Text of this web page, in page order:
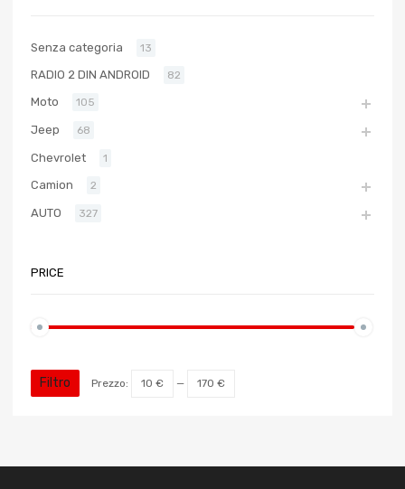
Senza categoria 13
RADIO 2 DIN ANDROID 82
Moto 105
Jeep 68
Chevrolet 1
Camion 2
AUTO 327
PRICE
Filtro Prezzo: 10 € — 170 €